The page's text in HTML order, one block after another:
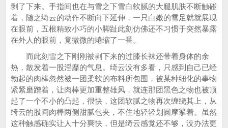
剥了下来。手指间也在与雪之下雪白软腻的大腿肌肤不断触碰
着，随之绮云的动作不断向下延伸，一只白嫩的雪足就就展现
在眼前，五根精致小巧的小脚趾此刻仿佛还不习惯于突然暴露
在外人的眼前，竟微微的蜷缩了一番。
而此刻雪之下刚刚被剥下来的过膝长袜还带着身体的余
热，散发着一股淫靡的气息。绮云没有多看，只感到自己已经
勃起的肉棒忽然被一团柔软的布料所包围，被某种细化的事物
紧紧磨蹭着，让肉棒更加重整雄风，就连那团黑色之物也被顶
起了一个不小的凸起，很快，这团软腻之物再次缠绕其上，从
绮云的股间肉棒两侧甜腻包夹，不住地轻轻划圆摩挲着。虽然
这种触感确实让人十分爽快，但是绮云感觉还不够，没办法更